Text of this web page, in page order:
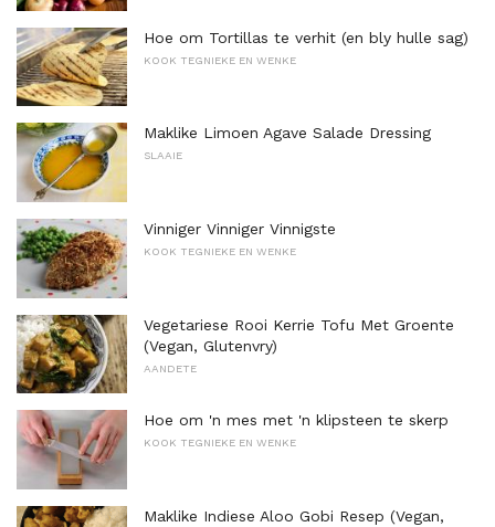
Hoe om Tortillas te verhit (en bly hulle sag)
KOOK TEGNIEKE EN WENKE
Maklike Limoen Agave Salade Dressing
SLAAIE
Vinniger Vinniger Vinnigste
KOOK TEGNIEKE EN WENKE
Vegetariese Rooi Kerrie Tofu Met Groente
(Vegan, Glutenvry)
AANDETE
Hoe om 'n mes met 'n klipsteen te skerp
KOOK TEGNIEKE EN WENKE
Maklike Indiese Aloo Gobi Resep (Vegan,